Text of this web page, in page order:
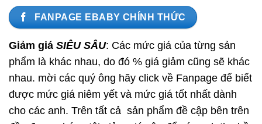
FANPAGE EBABY CHÍNH THỨC
Giảm giá SIÊU SÂU: Các mức giá của từng sản
phẩm là khác nhau, do đó % giá giảm cũng sẽ khác
nhau. mời các quý ông hãy click về Fanpage để biết
được mức giá niêm yết và mức giá tốt nhất dành
cho các anh. Trên tất cả sản phẩm đề cập bên trên